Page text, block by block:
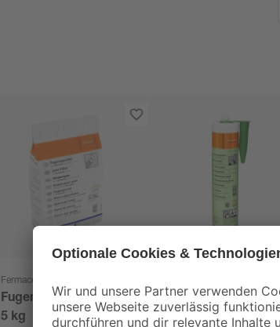
Fermacell
Fugenspachtelmasse
5 kg
Fugenkleber
'Greenline' 310 ml